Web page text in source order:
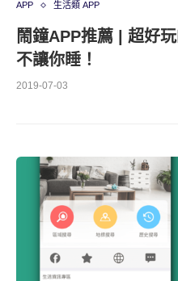
APP 生活類 APP
鬧鐘APP推薦 | 超好
不讓你睡！
2019-07-03